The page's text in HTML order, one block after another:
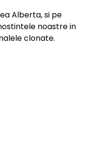
Alberta, si pe
noastre in
clonate.